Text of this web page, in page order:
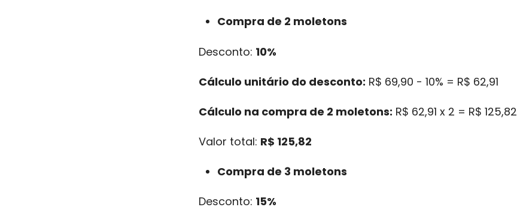
Compra de 2 moletons
Desconto: 10%
Cálculo unitário do desconto: R$ 69,90 - 10% = R$ 62,91
Cálculo na compra de 2 moletons: R$ 62,91 x 2 = R$ 125,82
Valor total: R$ 125,82
Compra de 3 moletons
Desconto: 15%